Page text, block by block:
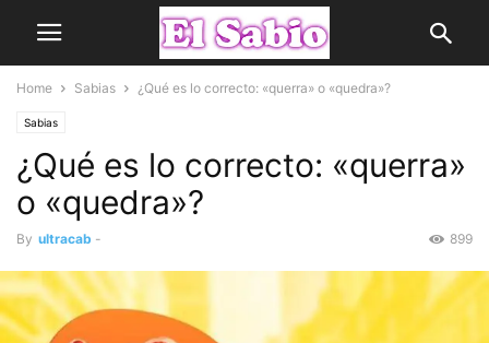
Home Sabias ¿Qué es lo correcto: «querra» o «quedra»?
Sabias
¿Qué es lo correcto: «querra»
o «quedra»?
By ultracab - 899